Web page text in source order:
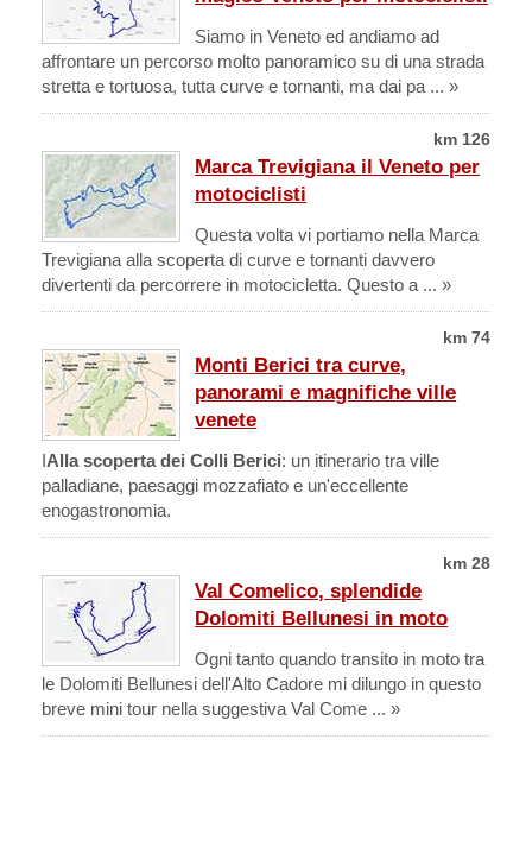
Siamo in Veneto ed andiamo ad
affrontare un percorso molto panoramico su di una strada
stretta e tortuosa, tutta curve e tornanti, ma dai pa ... »
km 126
Marca Trevigiana il Veneto per
motociclisti
Questa volta vi portiamo nella Marca
Trevigiana alla scoperta di curve e tornanti davvero
divertenti da percorrere in motocicletta. Questo a ... »
km 74
Monti Berici tra curve,
panorami e magnifiche ville
venete
IAlla scoperta dei Colli Berici: un itinerario tra ville
palladiane, paesaggi mozzafiato e un'eccellente
enogastronomia.
km 28
Val Comelico, splendide
Dolomiti Bellunesi in moto
Ogni tanto quando transito in moto tra
le Dolomiti Bellunesi dell'Alto Cadore mi dilungo in questo
breve mini tour nella suggestiva Val Come ... »